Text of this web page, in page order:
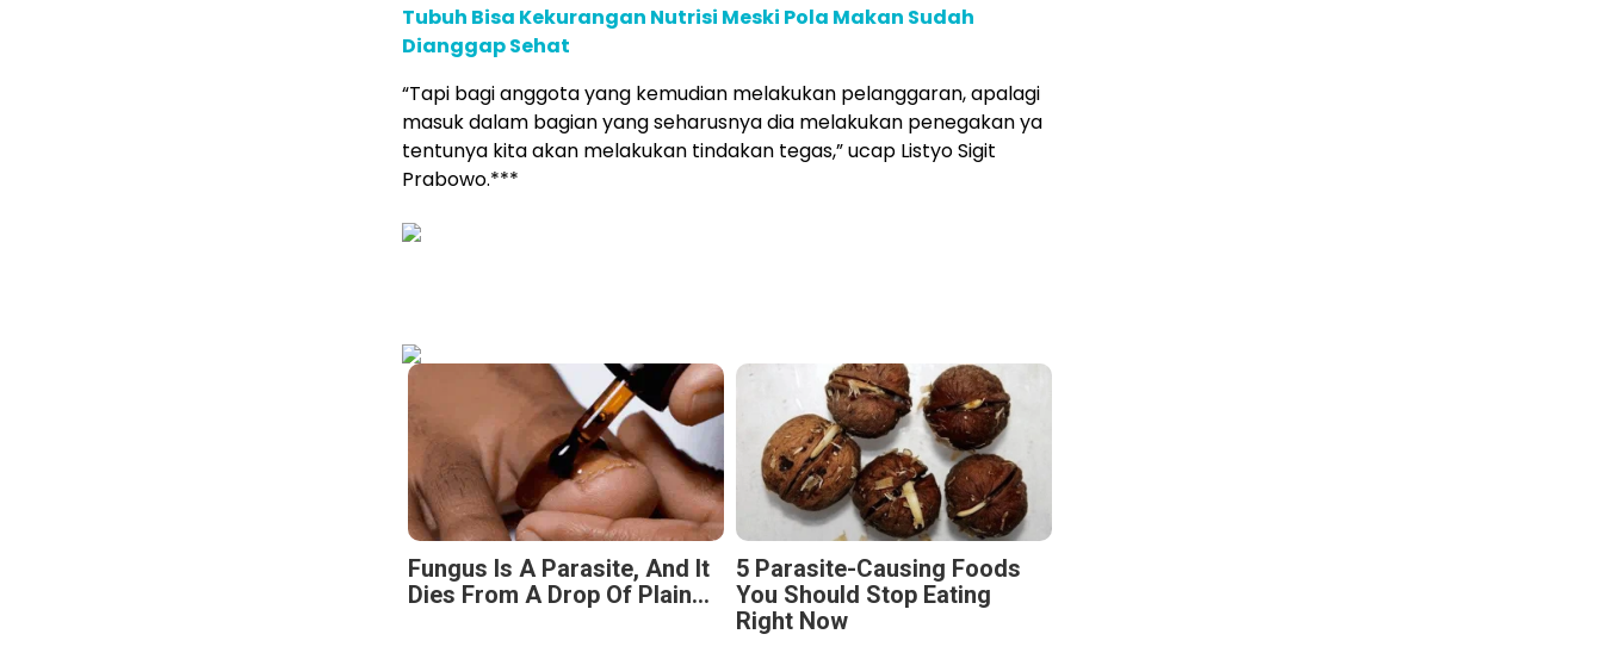
Tubuh Bisa Kekurangan Nutrisi Meski Pola Makan Sudah
Dianggap Sehat
“Tapi bagi anggota yang kemudian melakukan pelanggaran, apalagi
masuk dalam bagian yang seharusnya dia melakukan penegakan ya
tentunya kita akan melakukan tindakan tegas,” ucap Listyo Sigit
Prabowo.***
Fungus Is A Parasite, And It
Dies From A Drop Of Plain...
5 Parasite-Causing Foods
You Should Stop Eating
Right Now